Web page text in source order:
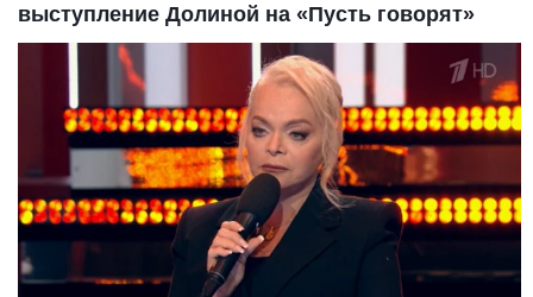
выступление Долиной на «Пусть говорят»